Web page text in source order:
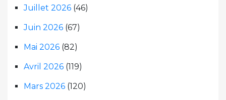
Juillet 2026 (46)
Juin 2026 (67)
Mai 2026 (82)
Avril 2026 (119)
Mars 2026 (120)